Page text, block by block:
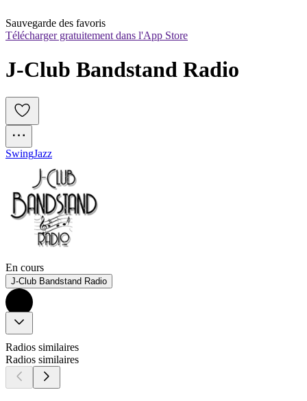
Sauvegarde des favoris
Télécharger gratuitement dans l'App Store
J-Club Bandstand Radio
SwingJazz
En cours
J-Club Bandstand Radio
Radios similaires
Radios similaires